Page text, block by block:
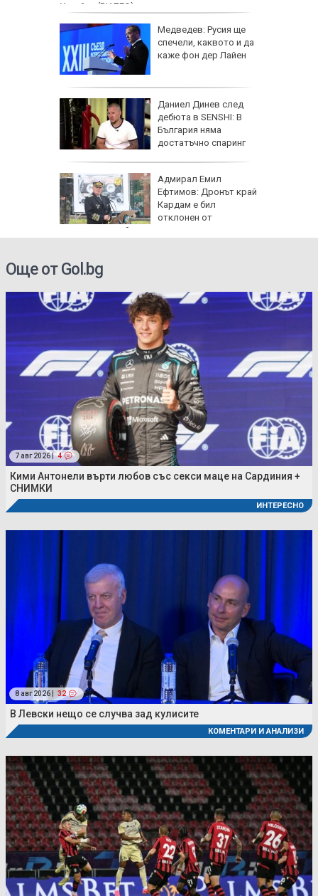
Украйна (ВИДЕО)
Медведев: Русия ще
спечели, каквото и да
каже фон дер Лайен
Даниел Динев след
дебюта в SENSHI: В
България няма
достатъчно спаринг
Адмирал Емил
Ефтимов: Дронът край
Кардам е бил
отклонен от
електронна война
Още от Gol.bg
7 авг 2026 | 4
Кими Антонели върти любов със секси маце на Сардиния +
СНИМКИ
ИНТЕРЕСНО
8 авг 2026 | 32
В Левски нещо се случва зад кулисите
КОМЕНТАРИ И АНАЛИЗИ